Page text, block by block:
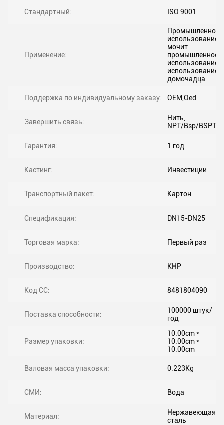
Стандартный: ISO 9001
Применение:
Промышленное
использование,
мочит
промышленное
использование,
использование
домочадца
Поддержка по индивидуальному заказу: OEM,Oed
Завершить связь:
Нить,
NPT/Bsp/BSPT
Гарантия: 1 год
Кастинг: Инвестиции
Транспортный пакет: Картон
Спецификация: DN15-DN25
Торговая марка: Первый раз
Производство: КНР
Код СС: 8481804090
Поставка способности:
100000 штук/
год
Размер упаковки:
10.00cm *
10.00cm *
10.00cm
Валовая масса упаковки: 0.223Kg
СМИ: Вода
Материал:
Нержавеющая
сталь